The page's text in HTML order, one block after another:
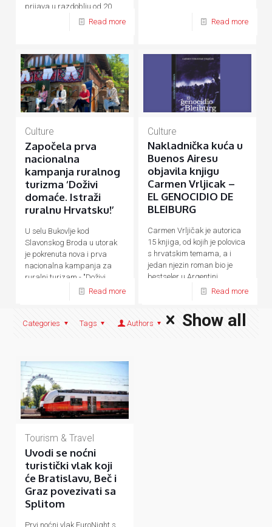
prijava u razdoblju od 20.
rujna do 20. listopada 2021.
Read more Read more
Culture
Započela prva
nacionalna
kampanja ruralnog
turizma ‘Doživi
domaće. Istraži
ruralnu Hrvatsku!’
U selu Bukovlje kod
Slavonskog Broda u utorak
je pokrenuta nova i prva
nacionalna kampanja za
ruralni turizam - "Doživi
Read more
Culture
Nakladnička kuća u
Buenos Airesu
objavila knjigu
Carmen Vrljicak –
EL GENOCIDIO DE
BLEIBURG
Carmen Vrljičak je autorica
15 knjiga, od kojih je polovica
s hrvatskim temama, a i
jedan njezin roman bio je
bestseler u Argentini.
Read more
Categories Tags Authors Show all
Tourism & Travel
Uvodi se noćni
turistički vlak koji
će Bratislavu, Beč i
Graz povezivati sa
Splitom
Prvi noćni vlak EuroNight s